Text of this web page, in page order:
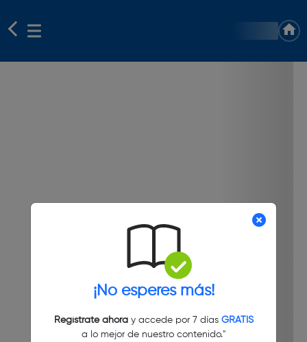
¡No esperes más!
Regístrate ahoray accede por 7 días GRATIS
a lo mejor de nuestro contenido."